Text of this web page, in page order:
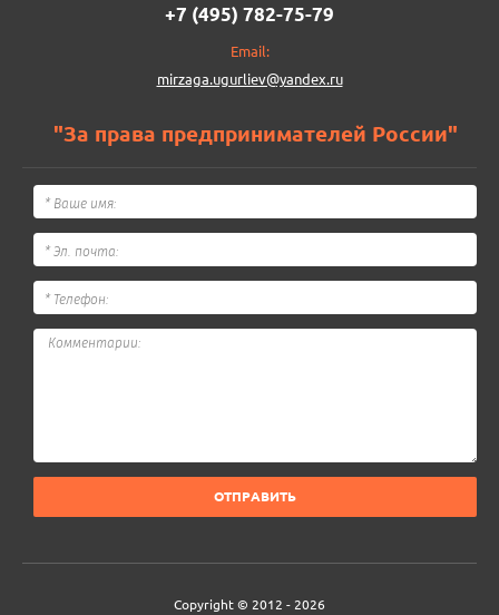
+7 (495) 782-75-79
Email:
mirzaga.ugurliev@yandex.ru
"За права предпринимателей России"
ОТПРАВИТЬ
Copyright © 2012 - 2026